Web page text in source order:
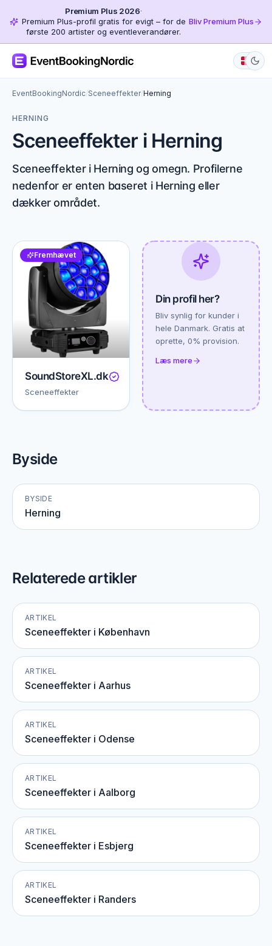
Premium Plus 2026·
Premium Plus-profil gratis for evigt – for de
første 200 artister og eventleverandører.
Bliv Premium Plus
EventBookingNordic/Sceneeffekter/Herning
HERNING
Sceneeffekter i Herning
Sceneeffekter i Herning og omegn. Profilerne
nedenfor er enten baseret i Herning eller
dækker området.
Fremhævet
SoundStoreXL.dk
Sceneeffekter
Din profil her?
Bliv synlig for kunder i
hele Danmark. Gratis at
oprette, 0% provision.
Læs mere
Byside
BYSIDE
Herning
Relaterede artikler
ARTIKEL
Sceneeffekter i København
ARTIKEL
Sceneeffekter i Aarhus
ARTIKEL
Sceneeffekter i Odense
ARTIKEL
Sceneeffekter i Aalborg
ARTIKEL
Sceneeffekter i Esbjerg
ARTIKEL
Sceneeffekter i Randers